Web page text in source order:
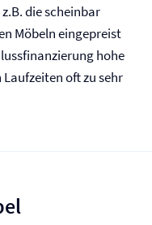
die scheinbar
Möbeln eingepreist
hohe
oft zu sehr